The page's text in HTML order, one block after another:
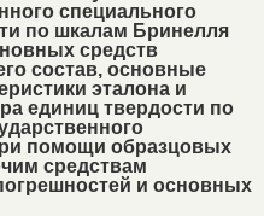
специального
по шкалам Бринелля
средств
состав, основные
эталона и
единиц твердости по
помощи образцовых
средствам
и основных